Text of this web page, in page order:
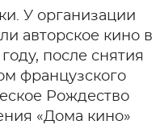
У организации
авторское кино в
после снятия
французского
Рождество
«Дома кино»